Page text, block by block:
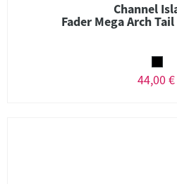
Channel
Fader Mega Arch
44,00 €